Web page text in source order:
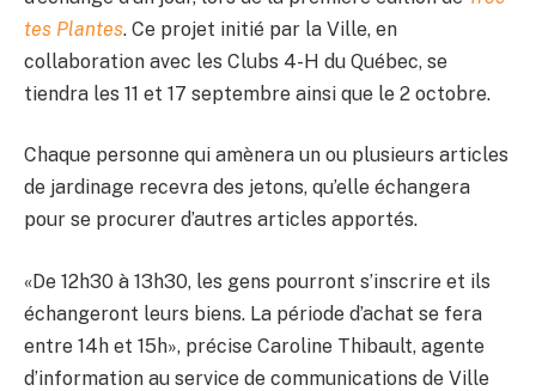
tes Plantes. Ce projet initié par la Ville, en
collaboration avec les Clubs 4-H du Québec, se
tiendra les 11 et 17 septembre ainsi que le 2 octobre.
Chaque personne qui amènera un ou plusieurs articles
de jardinage recevra des jetons, qu’elle échangera
pour se procurer d’autres articles apportés.
«De 12h30 à 13h30, les gens pourront s’inscrire et ils
échangeront leurs biens. La période d’achat se fera
entre 14h et 15h», précise Caroline Thibault, agente
d’information au service de communications de Ville